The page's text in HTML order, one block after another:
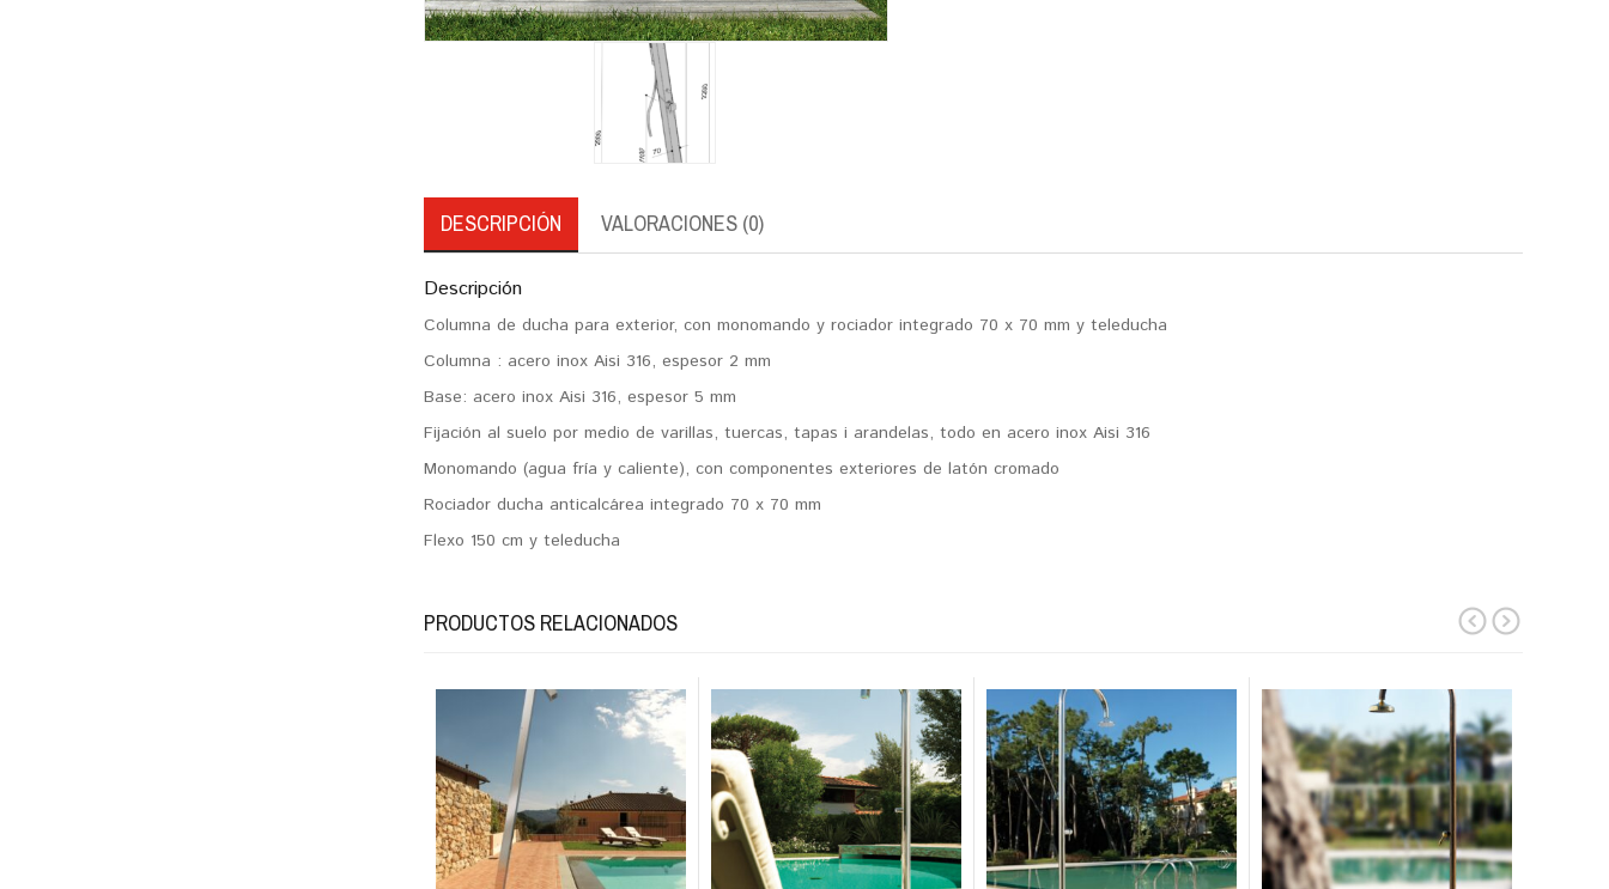
DESCRIPCIÓN VALORACIONES (0)
Descripción
Columna de ducha para exterior, con monomando y rociador integrado 70 x 70 mm y teleducha
Columna : acero inox Aisi 316, espesor 2 mm
Base: acero inox Aisi 316, espesor 5 mm
Fijación al suelo por medio de varillas, tuercas, tapas i arandelas, todo en acero inox Aisi 316
Monomando (agua fría y caliente), con componentes exteriores de latón cromado
Rociador ducha anticalcárea integrado 70 x 70 mm
Flexo 150 cm y teleducha
PRODUCTOS RELACIONADOS prev next